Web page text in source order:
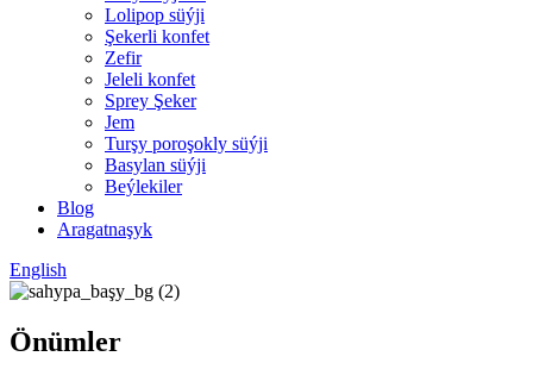
Lolipop süýji
Şekerli konfet
Zefir
Jeleli konfet
Sprey Şeker
Jem
Turşy poroşokly süýji
Basylan süýji
Beýlekiler
Blog
Aragatnaşyk
English
Önümler